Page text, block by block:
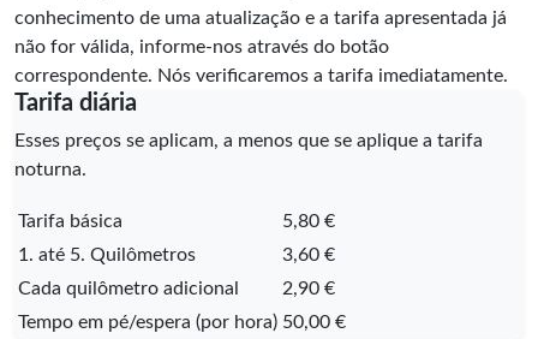
conhecimento de uma atualização e a tarifa apresentada já
não for válida, informe-nos através do botão
correspondente. Nós verificaremos a tarifa imediatamente.
Tarifa diária
Esses preços se aplicam, a menos que se aplique a tarifa
noturna.
Tarifa básica
5,80 €
1. até 5. Quilômetros
3,60 €
Cada quilômetro adicional
2,90 €
Tempo em pé/espera (por hora) 50,00 €